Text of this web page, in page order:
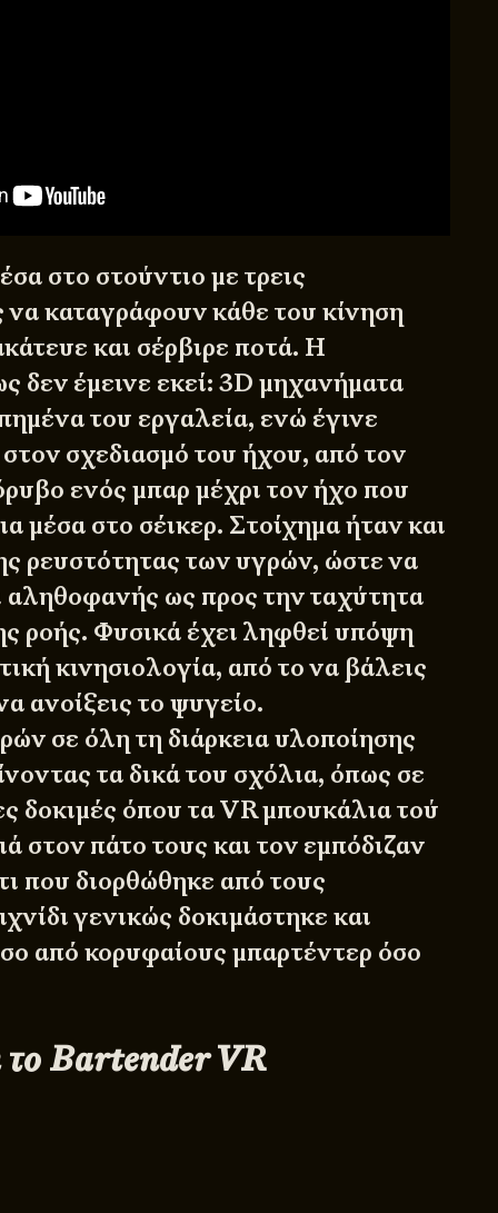
στο στούντιο με τρεις
να καταγράφουν κάθε του κίνηση
και σέρβιρε ποτά. Η
δεν έμεινε εκεί: 3D μηχανήματα
του εργαλεία, ενώ έγινε
στον σχεδιασμό του ήχου, από τον
ενός μπαρ μέχρι τον ήχο που
μέσα στο σέικερ. Στοίχημα ήταν και
ρευστότητας των υγρών, ώστε να
αληθοφανής ως προς την ταχύτητα
ροής. Φυσικά έχει ληφθεί υπόψη
κινησιολογία, από το να βάλεις
ανοίξεις το ψυγείο.
σε όλη τη διάρκεια υλοποίησης
τα δικά του σχόλια, όπως σε
δοκιμές όπου τα VR μπουκάλια τού
στον πάτο τους και τον εμπόδιζαν
που διορθώθηκε από τους
γενικώς δοκιμάστηκε και
από κορυφαίους μπαρτέντερ όσο
το Bartender VR